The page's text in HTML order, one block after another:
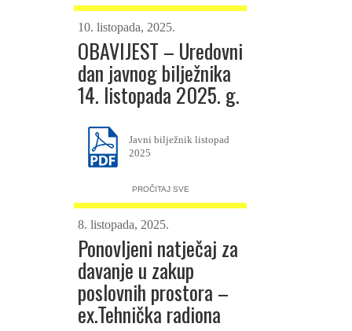
Prilog 1 – Ponudbeni list
Prilog 2 – Troškovnik
Prilog 3 – Izjava o
nekažnjavanju
Prilog 4 – Popis izvršenih
10. listopada, 2025.
OBAVIJEST – Uredovni
dan javnog bilježnika
14. listopada 2025. g.
Javni bilježnik listopad
2025
PROČITAJ SVE
8. listopada, 2025.
Ponovljeni natječaj za
davanje u zakup
poslovnih prostora –
ex.Tehnička radiona